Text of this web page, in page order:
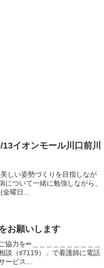
イオンモール川口前川
しい姿勢づくりを目指しなが
ついて一緒に勉強しながら、
金曜日...
お願いします
協力を✏＿＿＿＿＿＿＿＿＿＿
談（♯7119）」で看護師に電話
ービス...